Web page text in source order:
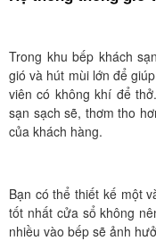
Trong khu bếp khách
gió và hút mùi lớn để
viên có không khí để
sạn sạch sẽ, thơm tho
của khách hàng.
Bạn có thể thiết kế một
tốt nhất cửa sổ không
nhiều vào bếp sẽ ảnh